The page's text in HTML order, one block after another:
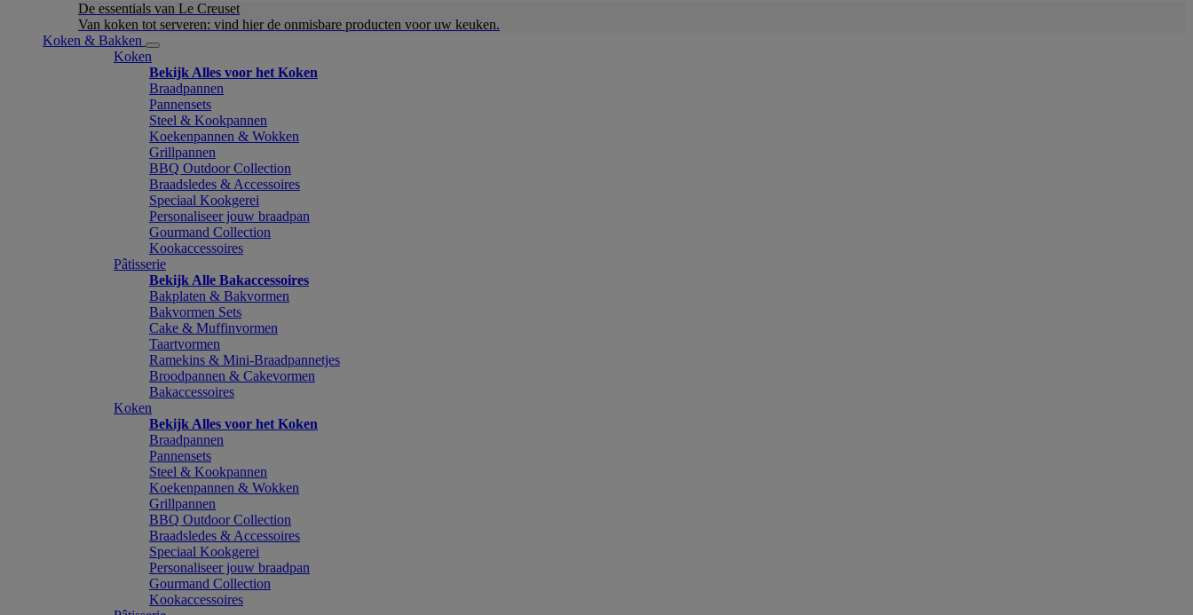
De essentials van Le Creuset
Van koken tot serveren: vind hier de onmisbare producten voor uw keuken.
Koken & Bakken
Koken
Bekijk Alles voor het Koken
Braadpannen
Pannensets
Steel & Kookpannen
Koekenpannen & Wokken
Grillpannen
BBQ Outdoor Collection
Braadsledes & Accessoires
Speciaal Kookgerei
Personaliseer jouw braadpan
Gourmand Collection
Kookaccessoires
Pâtisserie
Bekijk Alle Bakaccessoires
Bakplaten & Bakvormen
Bakvormen Sets
Cake & Muffinvormen
Taartvormen
Ramekins & Mini-Braadpannetjes
Broodpannen & Cakevormen
Bakaccessoires
Koken
Bekijk Alles voor het Koken
Braadpannen
Pannensets
Steel & Kookpannen
Koekenpannen & Wokken
Grillpannen
BBQ Outdoor Collection
Braadsledes & Accessoires
Speciaal Kookgerei
Personaliseer jouw braadpan
Gourmand Collection
Kookaccessoires